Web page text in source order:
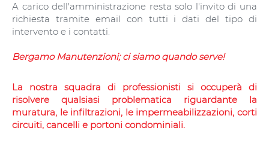
A carico dell'amministrazione resta solo l'invito di una
richiesta tramite email con tutti i dati del tipo di
intervento e i contatti.
Bergamo Manutenzioni; ci siamo quando serve!
La nostra squadra di professionisti si occuperà di
risolvere qualsiasi problematica riguardante la
muratura, le infiltrazioni, le impermeabilizzazioni, corti
circuiti, cancelli e portoni condominiali.